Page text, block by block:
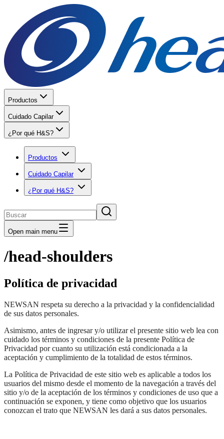
Productos
Cuidado Capilar
¿Por qué H&S?
Productos
Cuidado Capilar
¿Por qué H&S?
Open main menu
/head-shoulders
Política de privacidad
NEWSAN respeta su derecho a la privacidad y la confidencialidad
de sus datos personales.
Asimismo, antes de ingresar y/o utilizar el presente sitio web lea con
cuidado los términos y condiciones de la presente Política de
Privacidad por cuanto su utilización está condicionada a la
aceptación y cumplimiento de la totalidad de estos términos.
La Política de Privacidad de este sitio web es aplicable a todos los
usuarios del mismo desde el momento de la navegación a través del
sitio y/o de la aceptación de los términos y condiciones de uso que a
continuación se exponen, y tiene como objetivo que los usuarios
conozcan el trato que NEWSAN les dará a sus datos personales.